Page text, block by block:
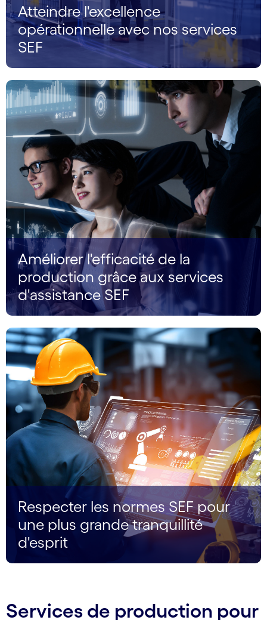
Atteindre l'excellence
opérationnelle avec nos services
SEF
Améliorer l'efficacité de la
production grâce aux services
d'assistance SEF
Respecter les normes SEF pour
une plus grande tranquillité
d'esprit
Services de production pour